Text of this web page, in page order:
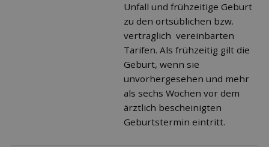
Unfall und frühzeitige Geburt
zu den ortsüblichen bzw.
vertraglich vereinbarten
Tarifen. Als frühzeitig gilt die
Geburt, wenn sie
unvorhergesehen und mehr
als sechs Wochen vor dem
ärztlich bescheinigten
Geburtstermin eintritt.